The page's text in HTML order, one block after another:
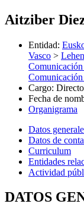
Aitziber
Entidad:
Vasco >
Cargo:
Fecha de
Organigrama
Datos
Datos de
Curriculum
Entidades
Actividad
DATOS